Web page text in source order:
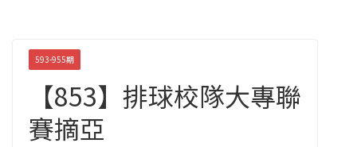
593-955期
【853】排球校隊大專聯
賽摘亞